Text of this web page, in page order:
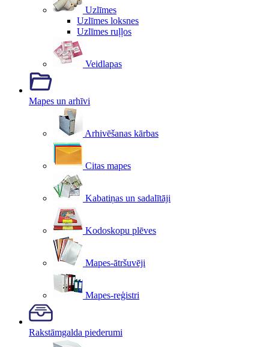
Uzlīmes
Uzlīmes loksnes
Uzlīmes ruļļos
Veidlapas
Mapes un arhīvi
Arhivēšanas kārbas
Citas mapes
Kabatiņas un sadalītāji
Kodoskopu plēves
Mapes-ātršuvēji
Mapes-reģistri
Rakstāmgalda piederumi